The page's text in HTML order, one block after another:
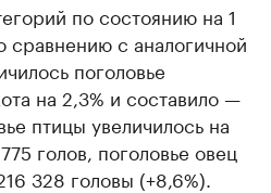
по состоянию на 1
с аналогичной
поголовье
на 2,3% и составило —
птицы увеличилось на
голов, поголовье овец
328 головы (+8,6%).